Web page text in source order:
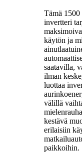
Tämä
invertteri
käytön ja
saatavilla,
ilman
luottaa
välillä
kestävä
erilaisiin
paikkoihin.